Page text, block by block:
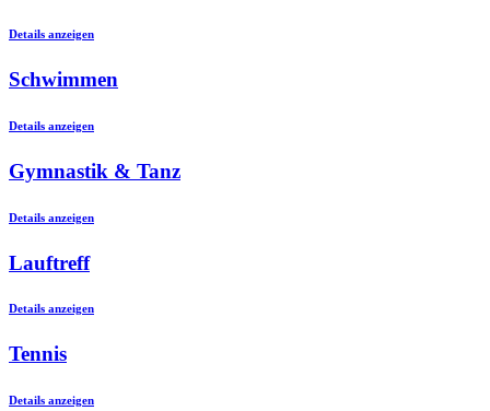
Details anzeigen
Schwimmen
Details anzeigen
Gymnastik & Tanz
Details anzeigen
Lauftreff
Details anzeigen
Tennis
Details anzeigen